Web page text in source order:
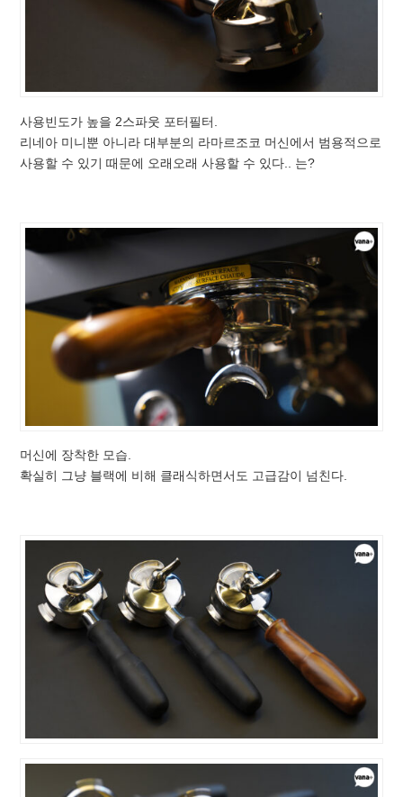
사용빈도가 높을 2스파웃 포터필터.
리네아 미니뿐 아니라 대부분의 라마르조코 머신에서 범용적으로
사용할 수 있기 때문에 오래오래 사용할 수 있다.. 는?
머신에 장착한 모습.
확실히 그냥 블랙에 비해 클래식하면서도 고급감이 넘친다.